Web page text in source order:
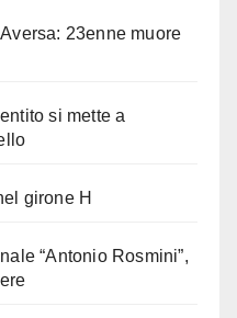
23enne muore
si mette a
girone H
“Antonio Rosmini”,